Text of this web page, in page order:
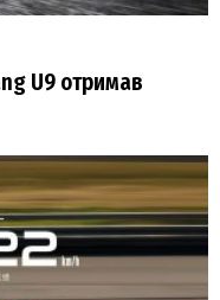
U9 отримав